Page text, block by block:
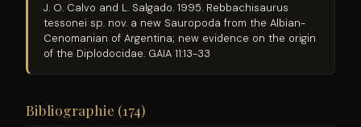
J. O. Calvo and L. Salgado. 1995. Rebbachisaurus
tessonei sp. nov. a new Sauropoda from the Albian-
Cenomanian of Argentina; new evidence on the origin
of the Diplodocidae. GAIA 11:13-33
Bibliographie (174)